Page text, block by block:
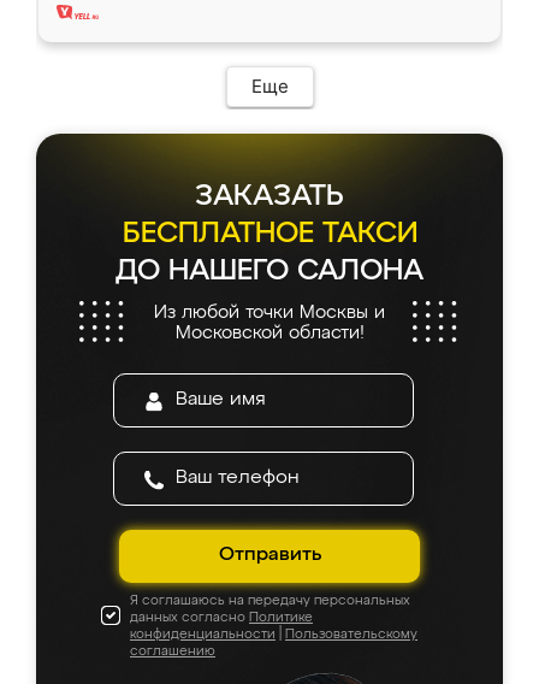
Еще
ЗАКАЗАТЬ
БЕСПЛАТНОЕ ТАКСИ
ДО НАШЕГО САЛОНА
Из любой точки Москвы и
Московской области!
Отправить
Я соглашаюсь на передачу персональных
данных согласно Политике
конфиденциальности
Пользовательскому
соглашению